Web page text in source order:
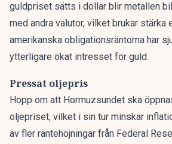
guldpriset sätts i dollar blir metallen
med andra valutor, vilket brukar stärka
amerikanska obligationsräntorna har
ytterligare ökat intresset för guld.
Pressat oljepris
Hopp om att Hormuzsundet ska
oljepriset, vilket i sin tur minskar
av fler räntehöjningar från Federal